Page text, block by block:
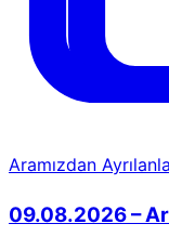
Aramızdan
09.08.2026 –